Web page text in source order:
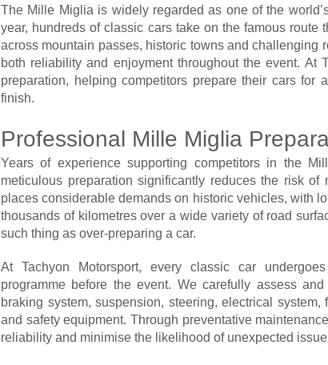
The Mille Miglia is widely regarded as one of the
year, hundreds of classic cars take on the famous route
across mountain passes, historic towns and challenging
both reliability and enjoyment throughout the event. At
preparation, helping competitors prepare their cars for
finish.
Professional Mille Miglia
Years of experience supporting competitors in the
meticulous preparation significantly reduces the risk
places considerable demands on historic vehicles, with
thousands of kilometres over a wide variety of road
such thing as over-preparing a car.
At Tachyon Motorsport, every classic car
programme before the event. We carefully assess
braking system, suspension, steering, electrical
and safety equipment. Through preventative
reliability and minimise the likelihood of unexpected